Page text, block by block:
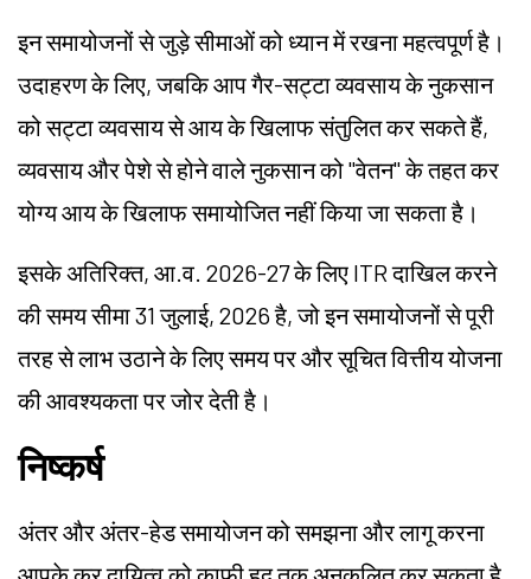
इन समायोजनों से जुड़े सीमाओं को ध्यान में रखना महत्वपूर्ण है।
उदाहरण के लिए, जबकि आप गैर-सट्टा व्यवसाय के नुकसान
को सट्टा व्यवसाय से आय के खिलाफ संतुलित कर सकते हैं,
व्यवसाय और पेशे से होने वाले नुकसान को "वेतन" के तहत कर
योग्य आय के खिलाफ समायोजित नहीं किया जा सकता है।
इसके अतिरिक्त, आ.व. 2026-27 के लिए ITR दाखिल करने
की समय सीमा 31 जुलाई, 2026 है, जो इन समायोजनों से पूरी
तरह से लाभ उठाने के लिए समय पर और सूचित वित्तीय योजना
की आवश्यकता पर जोर देती है।
निष्कर्ष
अंतर और अंतर-हेड समायोजन को समझना और लागू करना